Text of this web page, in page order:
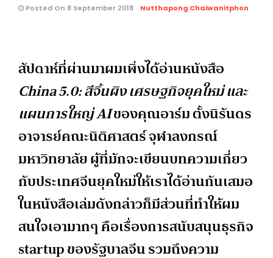
Posted On 8 September 2018 Nutthapong Chaiwanitphon
สัปดาห์ที่ผ่านมาผมเพิ่งได้อ่านหนังสือ
China 5.0:สีจิ้นผิง เศรษฐกิจยุคใหม่ และ
แผนการใหญ่AIของคุณอาร์ม ตั้งนิรันดร
อาจารย์คณะนิติศาสตร์ จุฬาลงกรณ์
มหาวิทยาลัย ผู้ที่มักจะเขียนบทความเกี่ยว
กับประเทศจีนยุคใหม่ให้เราได้อ่านกันเสมอ
ในหนังสือเล่มดังกล่าวก็มีส่วนที่ทำให้ผม
สนใจเอามากๆ คือเรื่องการสนับสนุนธุรกิจ
startup ของรัฐบาลจีน รวมถึงความ